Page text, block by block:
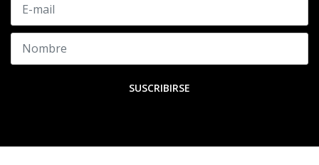
SUSCRIBIRSE